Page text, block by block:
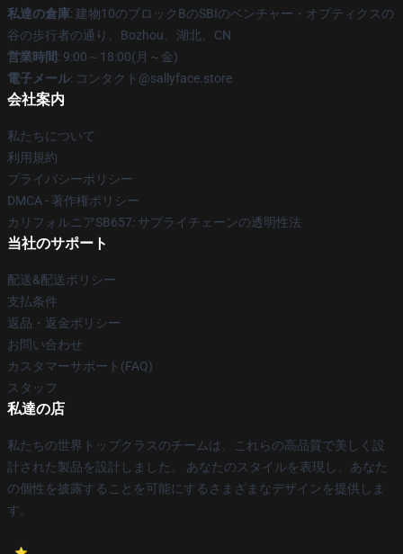
私達の倉庫: 建物10のブロックBのSBIのベンチャー・オプティクスの
谷の歩行者の通り、Bozhou、湖北、CN
営業時間: 9:00～18:00(月～金)
電子メール: コンタクト@sallyface.store
会社案内
私たちについて
利用規約
プライバシーポリシー
DMCA - 著作権ポリシー
カリフォルニアSB657: サプライチェーンの透明性法
当社のサポート
配送&配送ポリシー
支払条件
返品・返金ポリシー
お問い合わせ
カスタマーサポート(FAQ)
スタッフ
私達の店
私たちの世界トップクラスのチームは、これらの高品質で美しく設
計された製品を設計しました。 あなたのスタイルを表現し、あなた
の個性を披露することを可能にするさまざまなデザインを提供しま
す。